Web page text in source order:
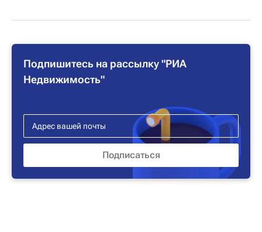
Подпишитесь на рассылку "РИА
Недвижимость"